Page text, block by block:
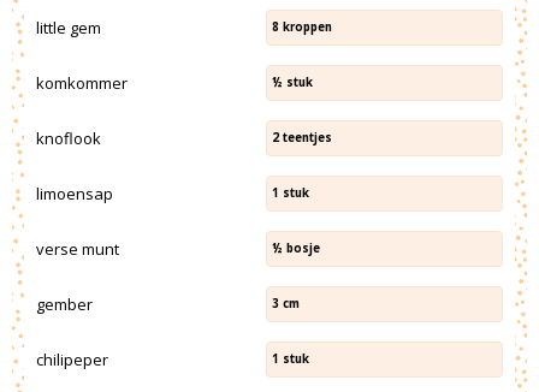
little gem 8 kroppen
komkommer ½ stuk
knoflook 2 teentjes
limoensap 1 stuk
verse munt ½ bosje
gember 3 cm
chilipeper 1 stuk